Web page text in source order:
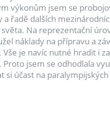
výkonům jsem se
řadě dalších
Na reprezentační
náklady na přípravu a
je navíc nutné hradit i
jsem se odhodlala
si účast na